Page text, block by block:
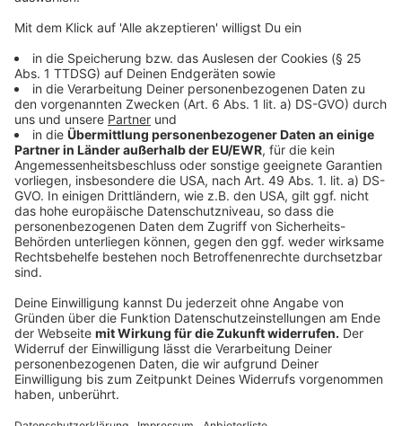
Anzeige
Was Padel so besonders macht
Anzeige
Für alle, die den Sport noch nicht kennen: Padel ähnelt
Tennis, wird aber auf einem kleineren Platz und
teilweise mithilfe der Wände gespielt, was für extrem
lange und spektakuläre Ballwechsel sorgt. Es ist ein
Sport, der von Taktik, Schnelligkeit und Teamgeist
lebt. Im Castello könnt Ihr diese Dynamik hautnah
Glaselemente strategisch in ihr Spiel einbauen.
Anzeige